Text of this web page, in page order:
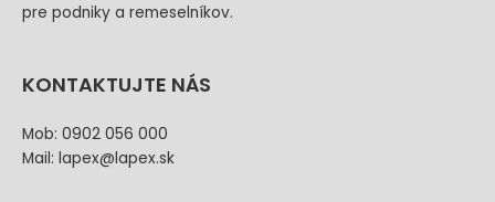
pre podniky a remeselníkov.
KONTAKTUJTE NÁS
Mob: 0902 056 000
Mail: lapex@lapex.sk